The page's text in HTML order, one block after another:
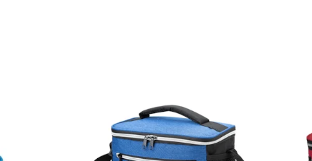
pause no centro e botão com desenho de telefone deve ser